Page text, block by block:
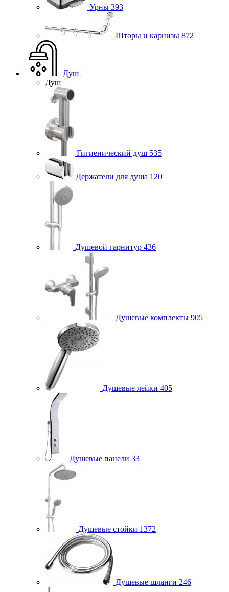
Урны 393
Шторы и карнизы 872
Душ
Душ
Гигиенический душ 535
Держатели для душа 120
Душевой гарнитур 436
Душевые комплекты 905
Душевые лейки 405
Душевые панели 33
Душевые стойки 1372
Душевые шланги 246